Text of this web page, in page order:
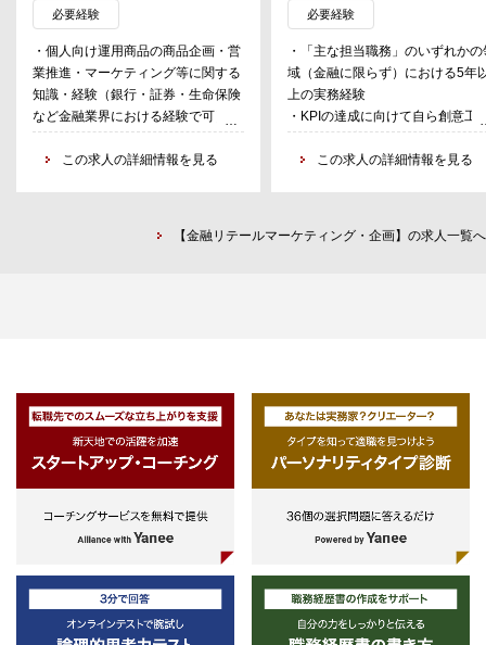
・外貨預金の販売データ／顧客属性
の分析、キャンペーンの効果分析、
新商品の市場予測
・Web、メルマガ等を利用した、広
告の実施（ターゲット選定、デザイ
理）
必要経験
・個人向け運用商品の商品企画・営
業推進・マーケティング等に関する
知識・経験（銀行・証券・生命保険
など金融業界における経験で可）
・銀行での本部経験
この求人の詳細情報を見る
てのLTV向上を担っている。
顧客の属性、利用状況、アクショ
ン、アンケートといった定量定性
両面データを踏まえながら、「プ
モーション企画」「デジタルコミ
ニケーションチャネルの活用/導
を行っている。
以下のいずれかの職務をメンバー
略の企画立案、CRM活用等)
・CRM(デジタルコミュニケーシ
ンチャネル)領域の高度活用/新規
ジタルマーケティングツールの導
※）主なKPI対象商材
普通預金口座、クレジットカード
デビットカード、住宅ローン、カ
ドローン、運用商品（投資信託、
ボアドバイザー、ネット証券等）
インターネットバンキング等
必要経験
・「主な担当職務」のいずれかの
域（金融に限らず）における5年
上の実務経験
・KPIの達成に向けて自ら創意工
やPDCAを実践してきた経験
・エンドユーザー向けの高い顧客
・各種デジタルマーケティングツ
この求人の詳細情報を見る
【金融リテールマーケティング・企画】の求人一覧へ